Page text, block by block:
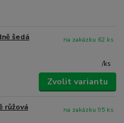
šedá
/ks
na zakázku 62 ks
Zvolit variantu
růžová
na zakázku 95 ks